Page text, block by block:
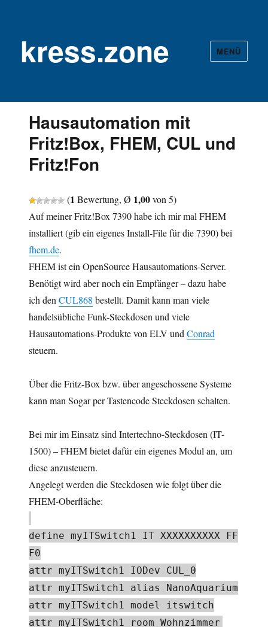
kress.zone MENÜ
Hausautomation mit
Fritz!Box, FHEM, CUL und
Fritz!Fon
(1 Bewertung, Ø 1,00von 5)
Auf meiner Fritz!Box 7390 habe ich mir mal FHEM
installiert (gib ein eigenes Install-File für die 7390) bei
fhem.de.
FHEM ist ein OpenSource Hausautomations-Server.
Benötigt wird aber noch ein Empfänger – dazu habe
ich den CUL868 bestellt. Damit kann man viele
handelsübliche Funk-Steckdosen und viele
Hausautomations-Produkte von ELV und Conrad
steuern.
Über die Fritz-Box bzw. über angeschossene Systeme
kann man Sogar per Tastencode Steckdosen schalten.
Bei mir im Einsatz sind Intertechno-Steckdosen (IT-
1500) – FHEM bietet dafür ein eigenes Modul an, um
diese anzusteuern.
Angelegt werden die Steckdosen wie folgt über die
FHEM-Oberfläche:
define myITSwitch1 IT XXXXXXXXXX FF
F0
attr myITSwitch1 IODev CUL_0
attr myITSwitch1 alias NanoAquarium
attr myITSwitch1 model itswitch
attr myITSwitch1 room Wohnzimmer